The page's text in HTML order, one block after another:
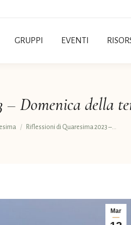
GRUPPI EVENTI
– Domenica della
Riflessioni di Quaresima 2023 –…
Mar